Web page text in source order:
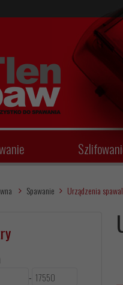
Spawanie Urządzenia
-